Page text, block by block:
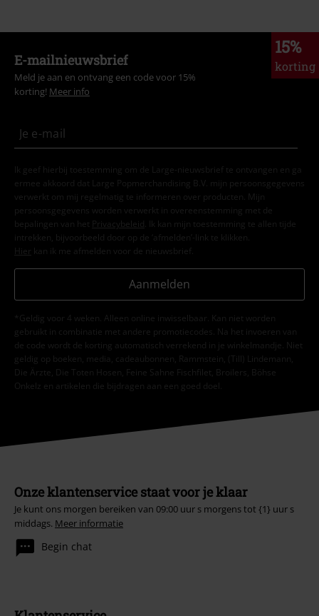
15%
korting
E-mailnieuwsbrief
Meld je aan en ontvang een code voor 15%
korting! Meer info
Ik geef hierbij toestemming om de Large-nieuwsbrief te ontvangen en ga
ermee akkoord dat Large Popmerchandising B.V. mijn persoonsgegevens
verwerkt om mij regelmatig te informeren over producten. Mijn
persoonsgegevens worden verwerkt in overeenstemming met de
bepalingen van het
Privacybeleid . Ik kan mijn toestemming te allen tijde
intrekken, bijvoorbeeld door op de ‘afmelden’-link te klikken.
Hier kan ik me afmelden voor de nieuwsbrief.
Aanmelden
*Geldig voor 4 weken. Alleen online inwisselbaar. Kan niet worden
gebruikt in combinatie met andere promotiecodes. Na het invoeren van
de code wordt de korting automatisch verrekend in je winkelmandje. Niet
geldig op boeken, media, cadeaubonnen, Rammstein, (Till) Lindemann,
Die Ärzte, Die Toten Hosen, Feine Sahne Fischfilet, Broilers, Böhse
Onkelz en artikelen die bijdragen aan een goed doel.
Onze klantenservice staat voor je klaar
Je kunt ons morgen bereiken van 09:00 uur s morgens tot {1} uur s
middags. Meer informatie
Begin chat